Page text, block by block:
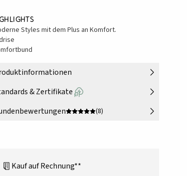
Styles mit dem Plus an Komfort.
& Zertifikate
(8)
Kauf auf Rechnung**